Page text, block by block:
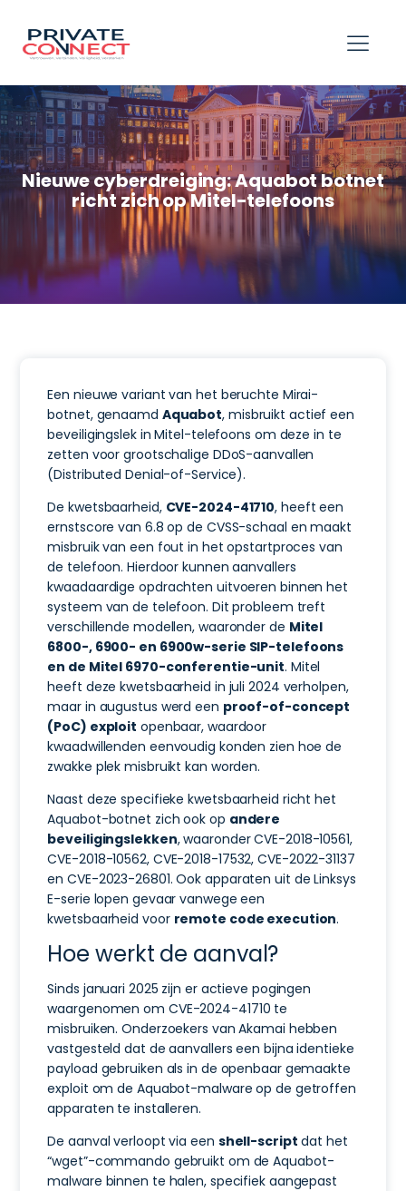
Nieuwe cyberdreiging: Aquabot botnet
richt zich op Mitel-telefoons
Een nieuwe variant van het beruchte Mirai-
botnet, genaamd Aquabot, misbruikt actief een
beveiligingslek in Mitel-telefoons om deze in te
zetten voor grootschalige DDoS-aanvallen
(Distributed Denial-of-Service).
De kwetsbaarheid, CVE-2024-41710, heeft een
ernstscore van 6.8 op de CVSS-schaal en maakt
misbruik van een fout in het opstartproces van
de telefoon. Hierdoor kunnen aanvallers
kwaadaardige opdrachten uitvoeren binnen het
systeem van de telefoon. Dit probleem treft
verschillende modellen, waaronder de Mitel
6800-, 6900- en 6900w-serie SIP-telefoons
en de Mitel 6970-conferentie-unit. Mitel
heeft deze kwetsbaarheid in juli 2024 verholpen,
maar in augustus werd een proof-of-concept
(PoC) exploit openbaar, waardoor
kwaadwillenden eenvoudig konden zien hoe de
zwakke plek misbruikt kan worden.
Naast deze specifieke kwetsbaarheid richt het
Aquabot-botnet zich ook op andere
beveiligingslekken, waaronder CVE-2018-10561,
CVE-2018-10562, CVE-2018-17532, CVE-2022-31137
en CVE-2023-26801. Ook apparaten uit de Linksys
E-serie lopen gevaar vanwege een
kwetsbaarheid voor remote code execution.
Hoe werkt de aanval?
Sinds januari 2025 zijn er actieve pogingen
waargenomen om CVE-2024-41710 te
misbruiken. Onderzoekers van Akamai hebben
vastgesteld dat de aanvallers een bijna identieke
payload gebruiken als in de openbaar gemaakte
exploit om de Aquabot-malware op de getroffen
apparaten te installeren.
De aanval verloopt via een shell-script dat het
“wget”-commando gebruikt om de Aquabot-
malware binnen te halen, specifiek aangepast